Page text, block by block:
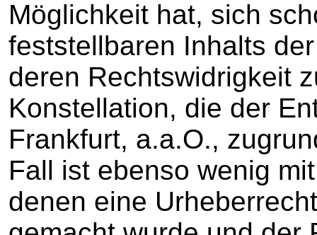
Möglichkeit hat, sich
feststellbaren Inhalts
deren Rechtswidrigkeit
Konstellation, die der
Frankfurt, a.a.O.,
Fall ist ebenso wenig
denen eine